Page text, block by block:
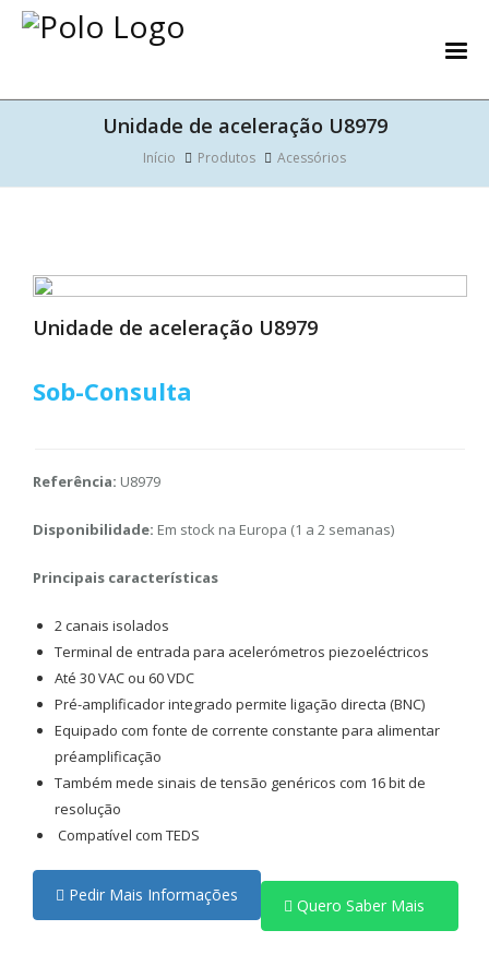
Unidade de aceleração U8979
Início Produtos Acessórios
Unidade de aceleração U8979
Sob-Consulta
Referência: U8979
Disponibilidade: Em stock na Europa (1 a 2 semanas)
Principais características
2 canais isolados
Terminal de entrada para acelerómetros piezoeléctricos
Até 30 VAC ou 60 VDC
Pré-amplificador integrado permite ligação directa (BNC)
Equipado com fonte de corrente constante para alimentar
préamplificação
Também mede sinais de tensão genéricos com 16 bit de
resolução
Compatível com TEDS
Pedir Mais Informações
Quero Saber Mais